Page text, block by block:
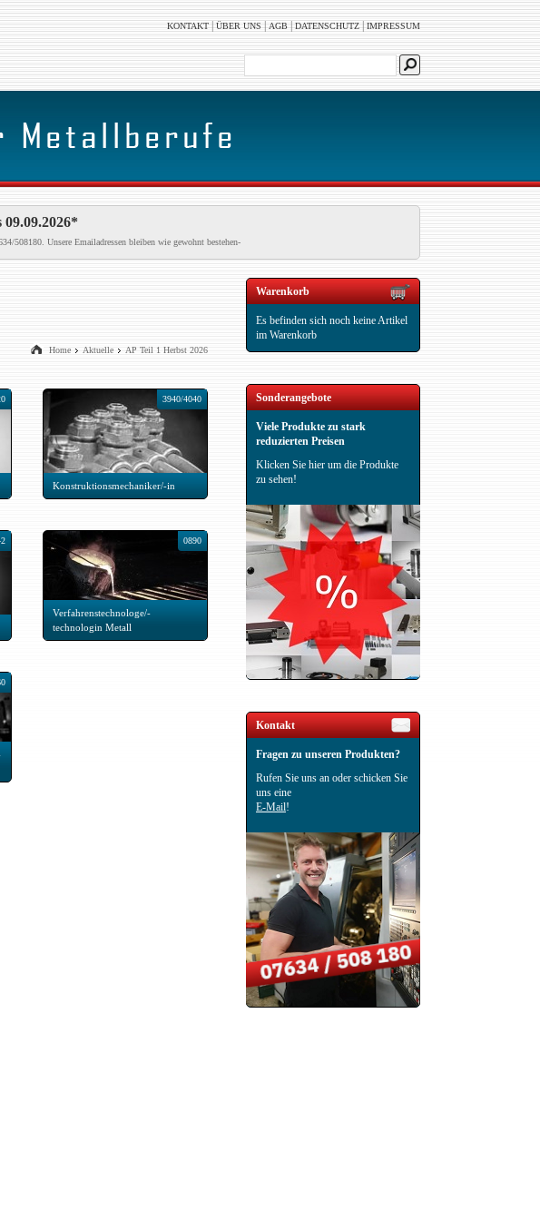
KONTAKT|ÜBER UNS|AGB|DATENSCHUTZ|IMPRESSUM
508180. Unsere Emailadressen bleiben wie gewohnt bestehen-
Home Aktuelle AP Teil 1 Herbst 2026
3940/4040
Konstruktionsmechaniker/-in
0890
Verfahrenstechnologe/-
technologin Metall
Warenkorb
Es befinden sich noch keine Artikel
im Warenkorb
Sonderangebote
Viele Produkte zu stark
reduzierten Preisen
Klicken Sie hier um die Produkte
zu sehen!
Kontakt
Fragen zu unseren Produkten?
Rufen Sie uns an oder schicken Sie
uns eine
E-Mail!